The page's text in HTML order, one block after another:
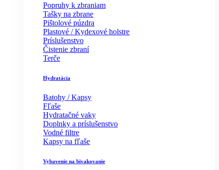
Popruhy k zbraniam
Tašky na zbrane
Pištolové púzdra
Plastové / Kydexové holstre
Príslušenstvo
Čistenie zbraní
Terče
Hydratácia
Batohy / Kapsy
Fľaše
Hydratačné vaky
Doplnky a príslušenstvo
Vodné filtre
Kapsy na fľaše
Vybavenie na bivakovanie